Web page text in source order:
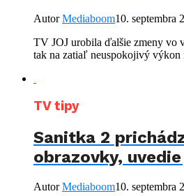
AutorMediaboom10. septembra
TV JOJ urobila ďalšie zmeny vo
tak na zatiaľ neuspokojivý výkon
TV tipy
Sanitka 2
obrazovky, uvedie
AutorMediaboom10. septembra